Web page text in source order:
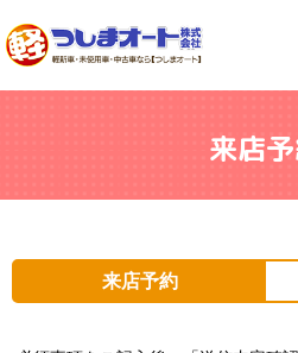
来店
来店予約